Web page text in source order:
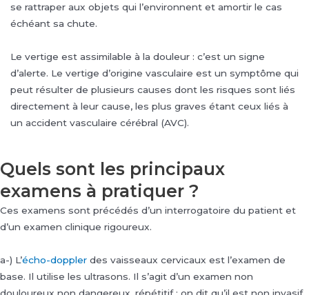
se rattraper aux objets qui l’environnent et amortir le cas
échéant sa chute.
Le vertige est assimilable à la douleur : c’est un signe
d’alerte. Le vertige d’origine vasculaire est un symptôme qui
peut résulter de plusieurs causes dont les risques sont liés
directement à leur cause, les plus graves étant ceux liés à
un accident vasculaire cérébral (AVC).
Quels sont les principaux
examens à pratiquer ?
Ces examens sont précédés d’un interrogatoire du patient et
d’un examen clinique rigoureux.
a-) L’écho-doppler des vaisseaux cervicaux est l’examen de
base. Il utilise les ultrasons. Il s’agit d’un examen non
douloureux non dangereux, répétitif : on dit qu’il est non invasif.